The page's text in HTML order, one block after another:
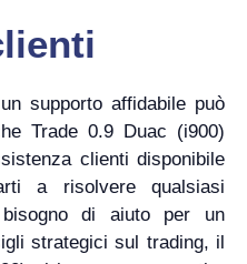
supporto affidabile può
Trade 0.9 Duac (i900)
clienti disponibile
a risolvere qualsiasi
di aiuto per un
strategici sul trading, il